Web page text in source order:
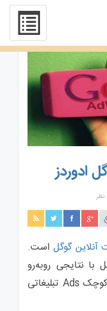
ادوردز
نظر
آنلاین گوگل است.
نتایجی روبه‌رو
شده‌اید که زیر آنها با یک علامت کوچک Ads تبلیغاتی